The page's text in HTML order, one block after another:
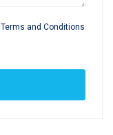
Terms and Conditions